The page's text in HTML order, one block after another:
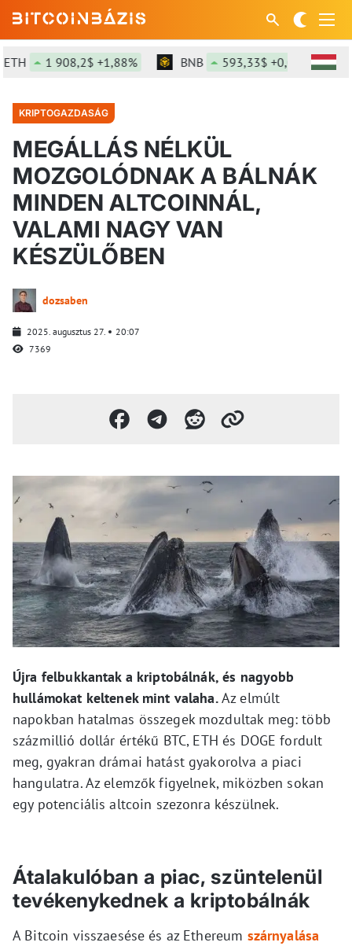
1 908,2$ +1,88% BNB 593,33$ +0,02%
KRIPTOGAZDASÁG
MEGÁLLÁS NÉLKÜL
MOZGOLÓDNAK A BÁLNÁK
MINDEN ALTCOINNÁL,
VALAMI NAGY VAN
KÉSZÜLŐBEN
dozsaben
2025. augusztus 27.
20:07
7369
Újra felbukkantak a kriptobálnák, és nagyobb
hullámokat keltenek mint valaha.Az elmúlt
napokban hatalmas összegek mozdultak meg: több
százmillió dollár értékű BTC, ETH és DOGE fordult
meg, gyakran drámai hatást gyakorolva a piaci
hangulatra. Az elemzők figyelnek, miközben sokan
egy potenciális altcoin szezonra készülnek.
Átalakulóban a piac, szüntelenül
tevékenykednek a kriptobálnák
A Bitcoin visszaesése és az Ethereum szárnyalása